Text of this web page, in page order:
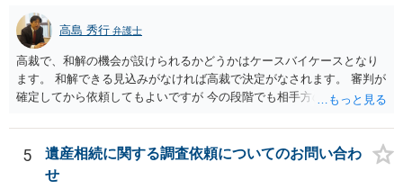
すが、現代では、各々が自由に価格設定をしていますので、特に相場
はお示しできません。ただし、かつて日本弁護士連合会が設けていた
報酬基準を踏まえて価格設定している弁護士は一定数いると思います
ので、それが一応の目安となるでしょう。
高島 秀行 弁護士
高裁で、和解の機会が設けられるかどうかはケースバイケースとなり
ます。 和解できる見込みがなければ高裁で決定がなされます。 審判が
確定してから依頼してもよいですが 今の段階でも相手方の連絡が迷惑
5
遺産相続に関する調査依頼についてのお問い合わ
せ